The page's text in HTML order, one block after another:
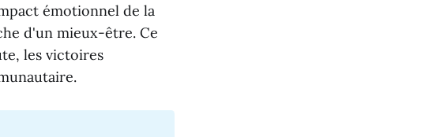
émotionnel de la
d'un mieux-être. Ce
les victoires